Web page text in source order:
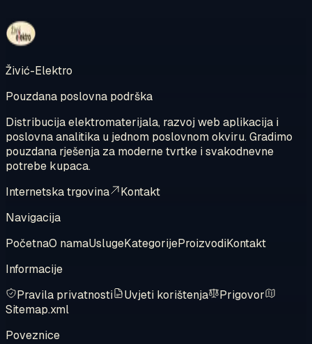
Pregledajte internetsku trgovinu
Živić-Elektro
Pouzdana poslovna podrška
Distribucija elektromaterijala, razvoj web aplikacija i
poslovna analitika u jednom poslovnom okviru. Gradimo
pouzdana rješenja za moderne tvrtke i svakodnevne
potrebe kupaca.
Internetska trgovina
Kontakt
Navigacija
PočetnaO namaUslugeKategorijeProizvodiKontakt
Informacije
Pravila privatnosti
Uvjeti korištenja
Prigovor
Sitemap.xml
Poveznice